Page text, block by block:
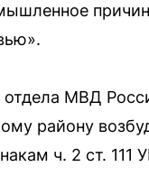
отдела МВД
району
ч. 2 ст. 111